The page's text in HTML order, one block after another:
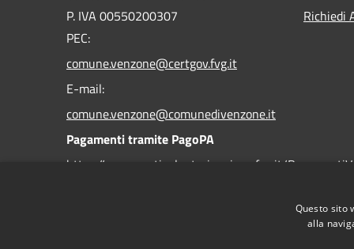
P. IVA 00550200307
PEC:
comune.venzone@certgov.fvg.it
E-mail:
comune.venzone@comunedivenzone.it
Pagamenti tramite PagoPA
https://pagamentivolontari.regione.fvg.it/
Richiedi
Questo sito
alla